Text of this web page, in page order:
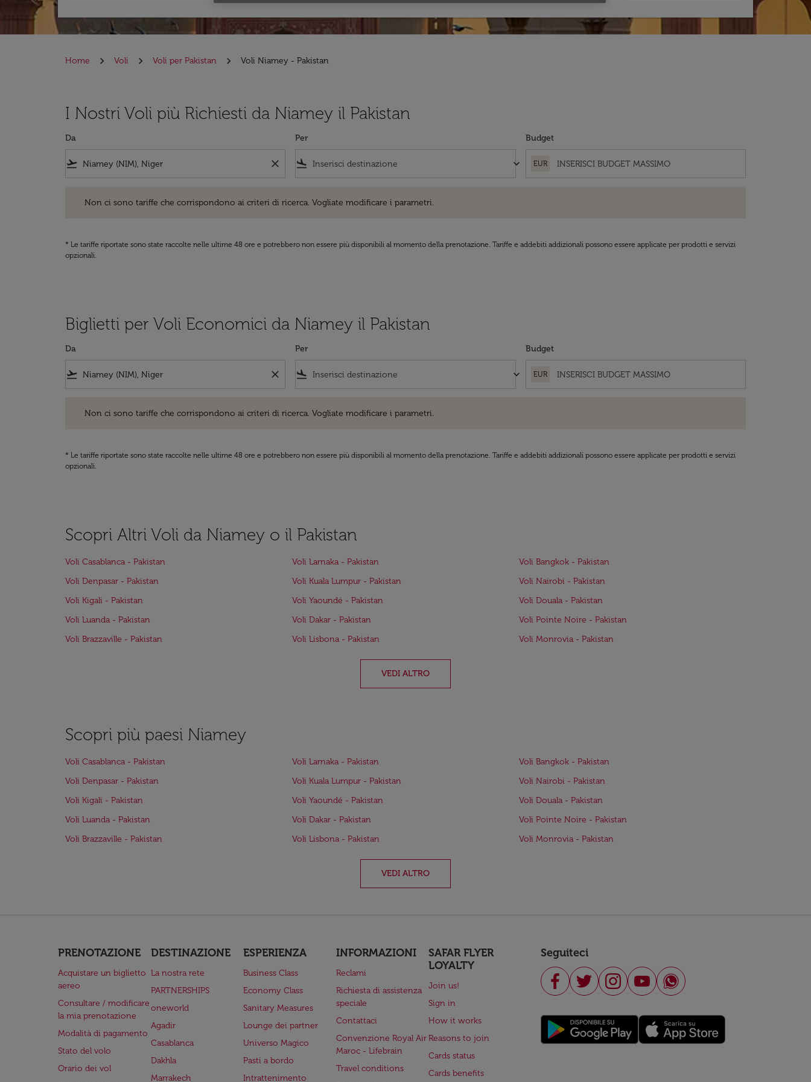
Home Voli Voli per Pakistan Voli Niamey - Pakistan
I Nostri Voli più Richiesti da Niamey il Pakistan
Da
flight_takeoff close
Per
flight_land keyboard_arrow_down
Budget
EUR
Non ci sono tariffe che corrispondono ai criteri di ricerca. Vogliate modificare i parametri.
* Le tariffe riportate sono state raccolte nelle ultime 48 ore e potrebbero non essere più disponibili al momento della prenotazione. Tariffe e addebiti addizionali possono essere applicate per prodotti e servizi
opzionali.
Biglietti per Voli Economici da Niamey il Pakistan
Da
flight_takeoff close
Per
flight_land keyboard_arrow_down
Budget
EUR
Non ci sono tariffe che corrispondono ai criteri di ricerca. Vogliate modificare i parametri.
* Le tariffe riportate sono state raccolte nelle ultime 48 ore e potrebbero non essere più disponibili al momento della prenotazione. Tariffe e addebiti addizionali possono essere applicate per prodotti e servizi
opzionali.
Scopri Altri Voli da Niamey o il Pakistan
Voli Casablanca - Pakistan Voli Larnaka - Pakistan
Voli Bangkok - Pakistan
Voli Denpasar - Pakistan
Voli Kuala Lumpur - Pakistan
Voli Nairobi - Pakistan
Voli Kigali - Pakistan
Voli Yaoundé - Pakistan
Voli Douala - Pakistan
Voli Luanda - Pakistan
Voli Dakar - Pakistan
Voli Pointe Noire - Pakistan
Voli Brazzaville - Pakistan
Voli Lisbona - Pakistan Voli Monrovia - Pakistan
VEDI ALTRO
Scopri più paesi Niamey
Voli Casablanca - Pakistan Voli Larnaka - Pakistan
Voli Bangkok - Pakistan
Voli Denpasar - Pakistan
Voli Kuala Lumpur - Pakistan
Voli Nairobi - Pakistan
Voli Kigali - Pakistan
Voli Yaoundé - Pakistan
Voli Douala - Pakistan
Voli Luanda - Pakistan
Voli Dakar - Pakistan
Voli Pointe Noire - Pakistan
Voli Brazzaville - Pakistan
Voli Lisbona - Pakistan Voli Monrovia - Pakistan
VEDI ALTRO
PRENOTAZIONE
Acquistare un biglietto
aereo
Consultare / modificare
la mia prenotazione
Modalità di pagamento
Stato del volo
Orario dei vol
DESTINAZIONE
La nostra rete
PARTNERSHIPS
oneworld
Agadir
Casablanca
Dakhla
Marrakech
ESPERIENZA
Business Class
Economy Class
Sanitary Measures
Lounge dei partner
Universo Magico
Pasti a bordo
Intrattenimento
INFORMAZIONI
Reclami
Richiesta di assistenza
speciale
Contattaci
Convenzione Royal Air
Maroc - Lifebrain
Travel conditions
SAFAR FLYER
LOYALTY
Join us!
Sign in
How it works
Reasons to join
Cards status
Cards benefits
Seguiteci